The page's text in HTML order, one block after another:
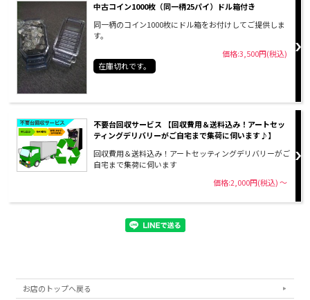
中古コイン1000枚（同一柄25パイ）ドル箱付き
同一柄のコイン1000枚にドル箱をお付けしてご提供しま
す。
価格:3,500円(税込)
在庫切れです。
不要台回収サービス 【回収費用＆送料込み！アートセッ
ティングデリバリーがご自宅まで集荷に伺います♪】
回収費用＆送料込み！アートセッティングデリバリーがご
自宅まで集荷に伺います
価格:2,000円(税込)～
お店のトップへ戻る